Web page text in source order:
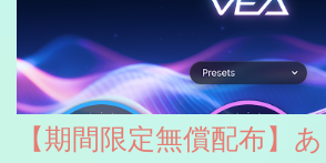
【期間限定無償配布】